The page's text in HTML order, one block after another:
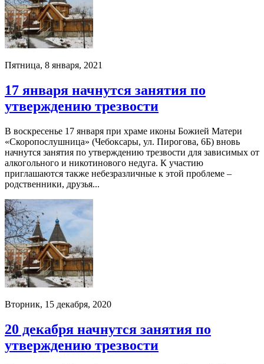
Пятница, 8 января, 2021
17 января начнутся занятия по
утверждению трезвости
В воскресенье 17 января при храме иконы Божией Матери
«Скоропослушница» (Чебоксары, ул. Пирогова, 6Б) вновь
начнутся занятия по утверждению трезвости для зависимых от
алкогольного и никотинового недуга. К участию
приглашаются также небезразличные к этой проблеме –
родственники, друзья...
Вторник, 15 декабря, 2020
20 декабря начнутся занятия по
утверждению трезвости